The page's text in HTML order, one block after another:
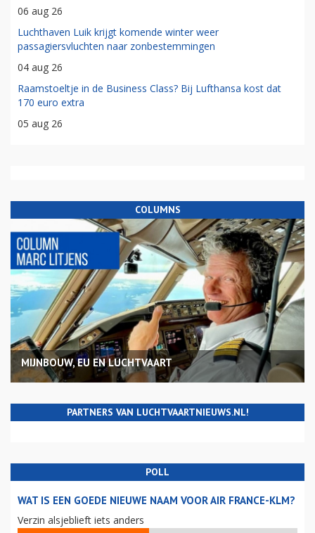
06 aug 26
Luchthaven Luik krijgt komende winter weer
passagiersvluchten naar zonbestemmingen
04 aug 26
Raamstoeltje in de Business Class? Bij Lufthansa kost dat
170 euro extra
05 aug 26
COLUMNS
MIJNBOUW, EU EN LUCHTVAART
PARTNERS VAN LUCHTVAARTNIEUWS.NL!
POLL
WAT IS EEN GOEDE NIEUWE NAAM VOOR AIR FRANCE-KLM?
Verzin alsjeblieft iets anders